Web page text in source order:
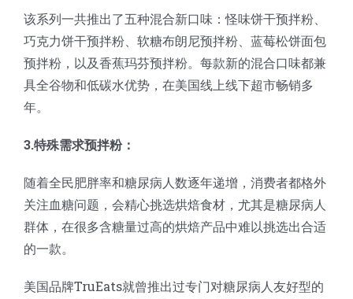
该系列一共推出了五种混合新口味：怪味饼干预拌粉、
巧克力饼干预拌粉、软糖布朗尼预拌粉、蓝莓松饼面包
预拌粉，以及香蕉玛芬预拌粉。每款新的混合口味都兼
具全谷物和低碳水优势，在美国线上线下超市畅销多
年。
3.特殊需求预拌粉：
随着全民肥胖率和糖尿病人数逐年递增，消费者都格外
关注血糖问题，会精心挑选烘焙食材，尤其是糖尿病人
群体，在很多含糖量过高的烘焙产品中难以挑选出合适
的一款。
美国品牌TruEats就曾推出过专门对糖尿病人友好型的